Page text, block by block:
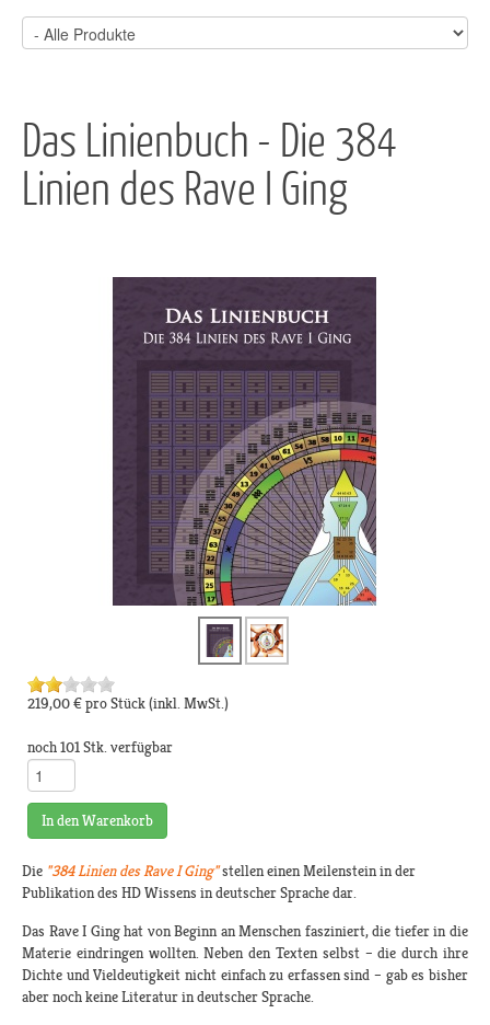
Das Linienbuch - Die 384
Linien des Rave I Ging
219,00 €pro Stück(inkl. MwSt.)
noch 101 Stk. verfügbar
In den Warenkorb
Die "384 Linien des Rave I Ging"stellen einen Meilenstein in der
Publikation des HD Wissens in deutscher Sprache dar.
Das Rave I Ging hat von Beginn an Menschen fasziniert, die tiefer in die
Materie eindringen wollten. Neben den Texten selbst – die durch ihre
Dichte und Vieldeutigkeit nicht einfach zu erfassen sind – gab es bisher
aber noch keine Literatur in deutscher Sprache.